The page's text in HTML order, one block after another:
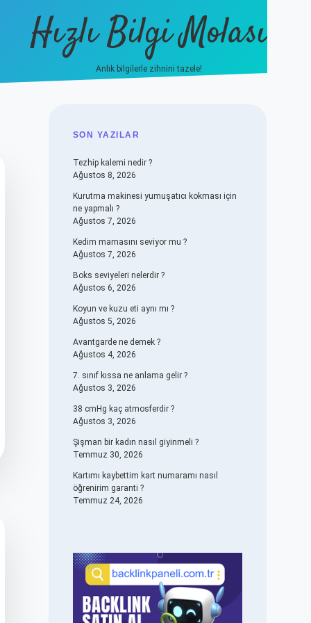
Hızlı Bilgi Molası
Anlık bilgilerle zihnini tazele!
SIDEBAR
SON YAZILAR
Tezhip kalemi nedir ?
Ağustos 8, 2026
Kurutma makinesi yumuşatıcı kokması için
ne yapmalı ?
Ağustos 7, 2026
Kedim mamasını seviyor mu ?
Ağustos 7, 2026
Boks seviyeleri nelerdir ?
Ağustos 6, 2026
Koyun ve kuzu eti aynı mı ?
Ağustos 5, 2026
Avantgarde ne demek ?
Ağustos 4, 2026
7. sınıf kıssa ne anlama gelir ?
Ağustos 3, 2026
38 cmHg kaç atmosferdir ?
Ağustos 3, 2026
Şişman bir kadın nasıl giyinmeli ?
Temmuz 30, 2026
Kartımı kaybettim kart numaramı nasıl
öğrenirim garanti ?
Temmuz 24, 2026